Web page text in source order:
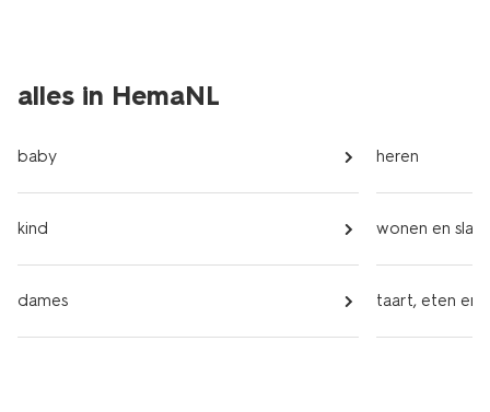
alles in HemaNL
baby
kind
dames
heren
wonen en
taart, eten en